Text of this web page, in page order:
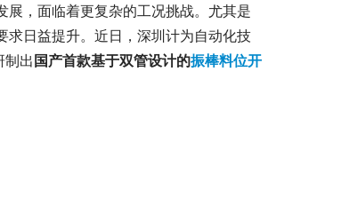
，面临着更复杂的工况挑战。尤其是
求日益提升。近日，深圳计为自动化技
制出国产首款基于双管设计的振棒料位开